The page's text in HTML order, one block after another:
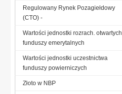
Regulowany Rynek Pozagiełdowy
(CTO) -
Wartości jednostki rozrach. otwartych
funduszy emerytalnych
Wartości jednostki uczestnictwa
funduszy powierniczych
Złoto w NBP